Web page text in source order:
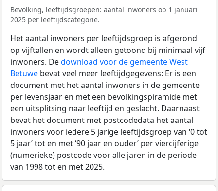
Bevolking, leeftijdsgroepen: aantal inwoners op 1 januari
2025 per leeftijdscategorie.
Het aantal inwoners per leeftijdsgroep is afgerond
op vijftallen en wordt alleen getoond bij minimaal vijf
inwoners. Dedownload voor de gemeente West
Betuwe bevat veel meer leeftijdgegevens: Er is een
document met het aantal inwoners in de gemeente
per levensjaar en met een bevolkingspiramide met
een uitsplitsing naar leeftijd en geslacht. Daarnaast
bevat het document met postcodedata het aantal
inwoners voor iedere 5 jarige leeftijdsgroep van ‘0 tot
5 jaar’ tot en met ‘90 jaar en ouder’ per viercijferige
(numerieke) postcode voor alle jaren in de periode
van 1998 tot en met 2025.